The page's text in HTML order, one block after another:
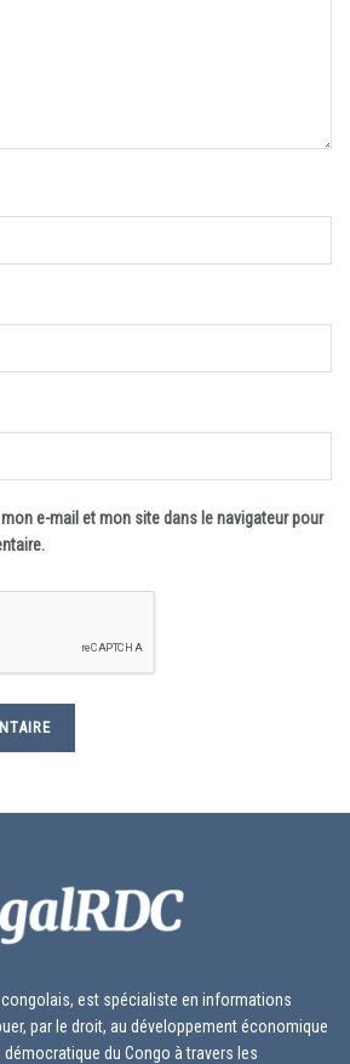
e-mail et mon site dans le navigateur pour
congolais, est spécialiste en informations
par le droit, au développement économique
du Congo à travers les